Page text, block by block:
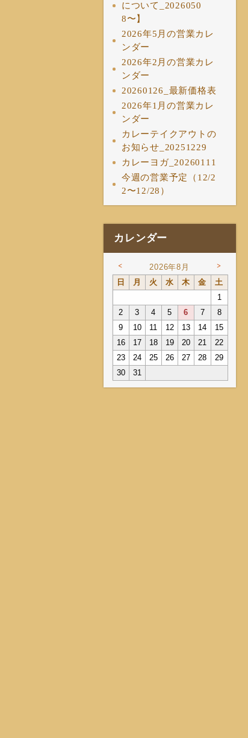
について_2026050
8〜】
2026年5月の営業カレ
ンダー
2026年2月の営業カレ
ンダー
20260126_最新価格表
2026年1月の営業カレ
ンダー
カレーテイクアウトの
お知らせ_20251229
カレーヨガ_20260111
今週の営業予定（12/2
2〜12/28）
カレンダー
< 2026年8月 >
日 月 火 水 木 金
土
1
2
3 4 5 6 7
8
9
10 11 12 13 14
15
16
17 18 19 20 21
22
23
24 25 26 27 28
29
30
31